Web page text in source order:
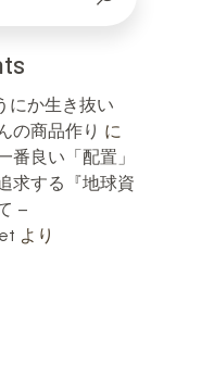
にか生き抜い
の商品作り に
番良い「配置」
求する『地球資
–
より